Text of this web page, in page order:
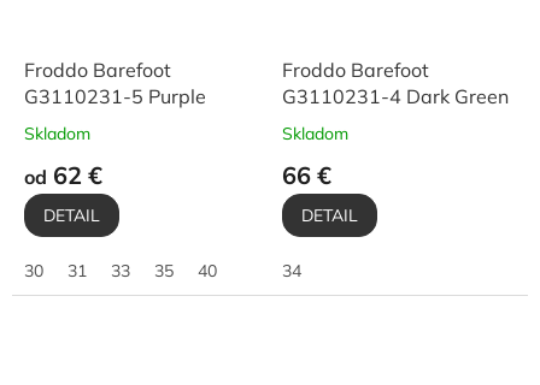
Froddo Barefoot
G3110231-5 Purple
Skladom
od 62 €
DETAIL
30 31 33 35 40
Froddo Barefoot
G3110231-4 Dark Green
Skladom
66 €
DETAIL
34